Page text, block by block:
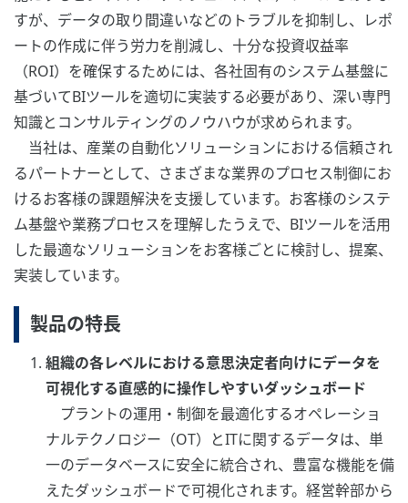
すが、データの取り間違いなどのトラブルを抑制し、レポ
ートの作成に伴う労力を削減し、十分な投資収益率
（ROI）を確保するためには、各社固有のシステム基盤に
基づいてBIツールを適切に実装する必要があり、深い専門
知識とコンサルティングのノウハウが求められます。
当社は、産業の自動化ソリューションにおける信頼され
るパートナーとして、さまざまな業界のプロセス制御にお
けるお客様の課題解決を支援しています。お客様のシステ
ム基盤や業務プロセスを理解したうえで、BIツールを活用
した最適なソリューションをお客様ごとに検討し、提案、
実装しています。
製品の特長
組織の各レベルにおける意思決定者向けにデータを
可視化する直感的に操作しやすいダッシュボード
プラントの運用・制御を最適化するオペレーショ
ナルテクノロジー（OT）とITに関するデータは、単
一のデータベースに安全に統合され、豊富な機能を備
えたダッシュボードで可視化されます。経営幹部から